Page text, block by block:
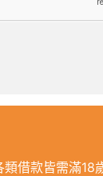
借款皆需滿18